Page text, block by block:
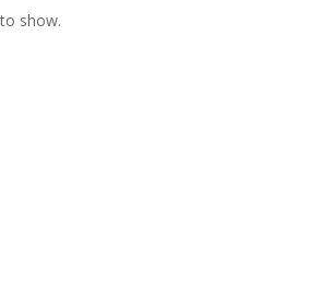
show.